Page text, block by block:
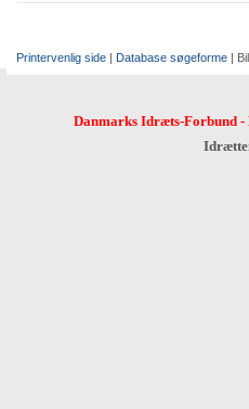
Printervenlig side | Database søgeforme |
Danmarks Idræts-Forbund-